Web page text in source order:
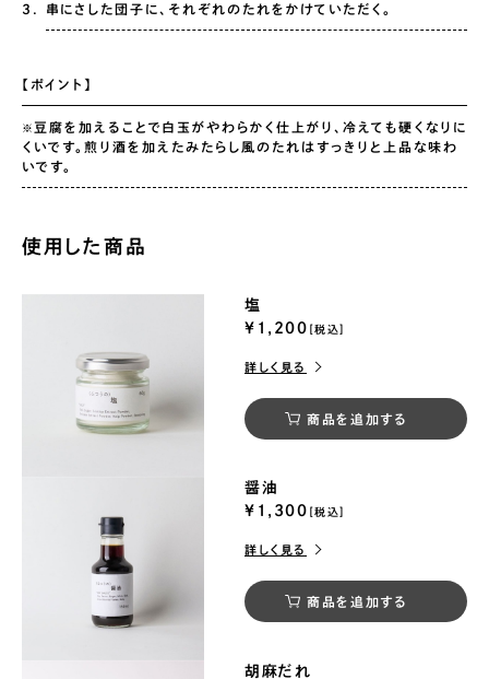
串にさした団子に、それぞれのたれをかけていただく。
【ポイント】
※ 豆腐を加えることで白玉がやわらかく仕上がり、冷えても硬くなりに
くいです。煎り酒を加えたみたらし風のたれはすっきりと上品な味わ
いです。
使用した商品
塩
¥1,200 [税込]
詳しく見る
商品を追加する
醤油
¥1,300 [税込]
詳しく見る
商品を追加する
胡麻だれ